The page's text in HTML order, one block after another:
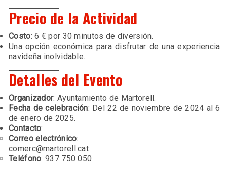
Precio de la Actividad
Costo: 6 € por 30 minutos de diversión.
Una opción económica para disfrutar de una experiencia
navideña inolvidable.
Detalles del Evento
Organizador: Ayuntamiento de Martorell.
Fecha de celebración: Del 22 de noviembre de 2024 al 6
de enero de 2025.
Contacto:
Correo electrónico:
comerc@martorell.cat
Teléfono: 937 750 050